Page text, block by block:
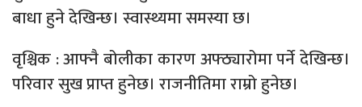
बाधा हुने देखिन्छ। स्वास्थ्यमा समस्या छ।
वृश्चिक : आफ्नै बोलीका कारण अफ्ठ्यारोमा पर्ने देखिन्छ।
परिवार सुख प्राप्त हुनेछ। राजनीतिमा राम्रो हुनेछ।